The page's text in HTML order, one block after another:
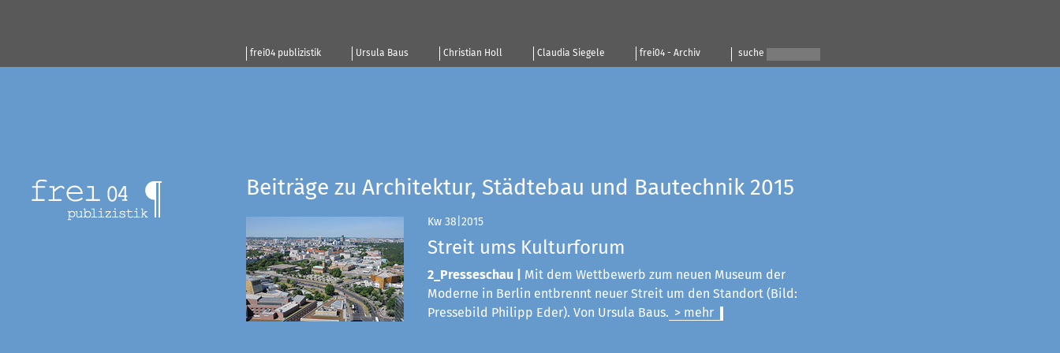
frei04 publizistik Ursula Baus Christian Holl Claudia Siegele frei04 - Archiv suche
Beiträge zu Architektur, Städtebau und Bautechnik 2015
Kw 38|2015
Streit ums Kulturforum
2_Presseschau |
Mit dem Wettbewerb zum neuen Museum der
Moderne in Berlin entbrennt neuer Streit um den Standort (Bild:
Pressebild Philipp Eder). Von Ursula Baus. > mehr